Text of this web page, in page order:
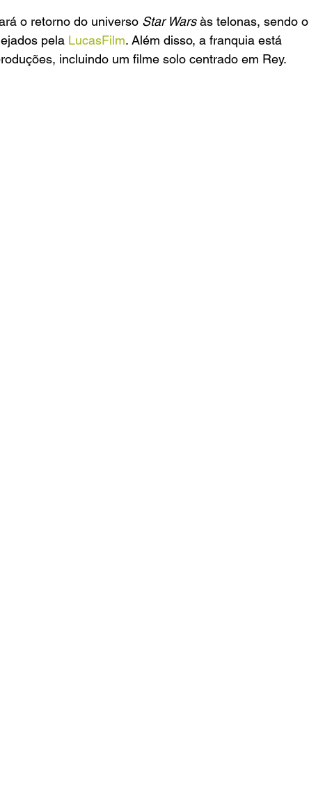
o retorno do universo Star Wars às telonas, sendo o
pela LucasFilm. Além disso, a franquia está
incluindo um filme solo centrado em Rey.